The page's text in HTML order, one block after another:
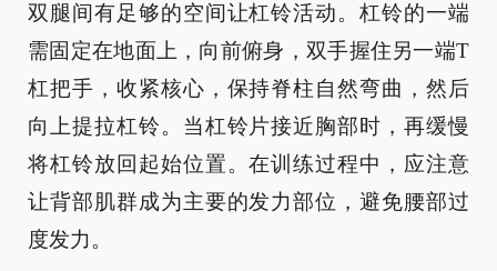
双腿间有足够的空间让杠铃活动。杠铃的一端
需固定在地面上，向前俯身，双手握住另一端T
杠把手，收紧核心，保持脊柱自然弯曲，然后
向上提拉杠铃。当杠铃片接近胸部时，再缓慢
将杠铃放回起始位置。在训练过程中，应注意
让背部肌群成为主要的发力部位，避免腰部过
度发力。